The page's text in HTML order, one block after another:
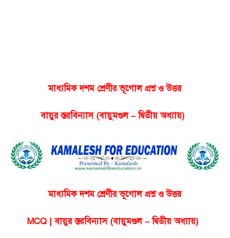
মাধ্যমিক দশম শ্রেণীর ভূগোল প্রশ্ন ও উত্তর
বায়ুর স্তরবিন্যাস (বায়ুমণ্ডল – দ্বিতীয় অধ্যায়)
মাধ্যমিক দশম শ্রেণীর ভূগোল প্রশ্ন ও উত্তর
MCQ | বায়ুর স্তরবিন্যাস (বায়ুমণ্ডল – দ্বিতীয় অধ্যায়)